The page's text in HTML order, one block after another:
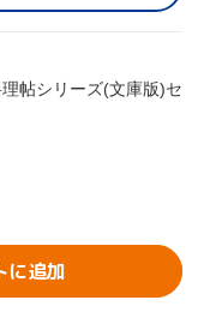
理帖シリーズ(文庫版)セ
に追加